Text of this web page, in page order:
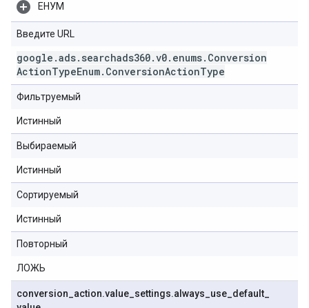
ЕНУМ
Введите URL
google .ads. searchads360.v0. enums. Conversion
ActionTypeEnum. ConversionActionType
Фильтруемый
Истинный
Выбираемый
Истинный
Сортируемый
Истинный
Повторный
ЛОЖЬ
conversion action.value settings.always use default